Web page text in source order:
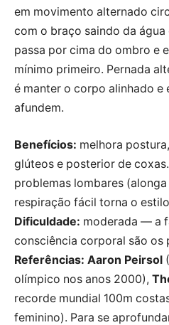
em movimento alternado
com o braço saindo da
passa por cima do ombro e
mínimo primeiro. Pernada
é manter o corpo alinhado e
afundem.
Benefícios: melhora
glúteos e posterior de
problemas lombares
respiração fácil torna o
Dificuldade: moderada — a
consciência corporal são os
Referências: Aaron Peirsol
olímpico nos anos 2000),
recorde mundial 100m
feminino). Para se